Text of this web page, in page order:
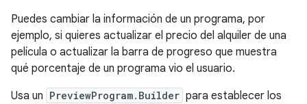
Puedes cambiar la información de un programa, por
ejemplo, si quieres actualizar el precio del alquiler de una
película o actualizar la barra de progreso que muestra
qué porcentaje de un programa vio el usuario.
Usa un PreviewProgram.Builder para establecer los